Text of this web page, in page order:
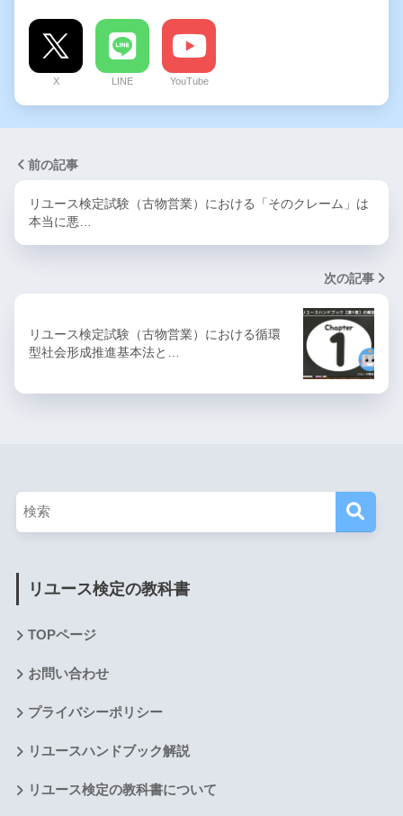
X LINE YouTube
前の記事
リユース検定試験（古物営業）における「そのクレーム」は
本当に悪…
次の記事
リユース検定試験（古物営業）における循環
型社会形成推進基本法と…
リユース検定の教科書
TOPページ
お問い合わせ
プライバシーポリシー
リユースハンドブック解説
リユース検定の教科書について